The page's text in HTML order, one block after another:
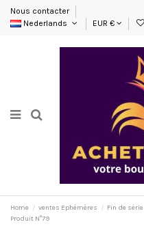
Nous contacter
Nederlands
EUR €
Home ventes Ephémères Fin de série
Produit N°79